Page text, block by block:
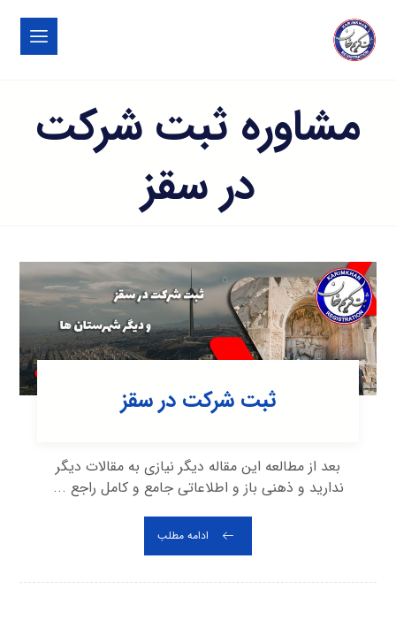
مشاوره ثبت شرکت
در سقز
ثبت شرکت در سقز
بعد از مطالعه این مقاله دیگر نیازی به مقالات دیگر
ندارید و ذهنی باز و اطلاعاتی جامع و کامل راجع ...
ادامه مطلب